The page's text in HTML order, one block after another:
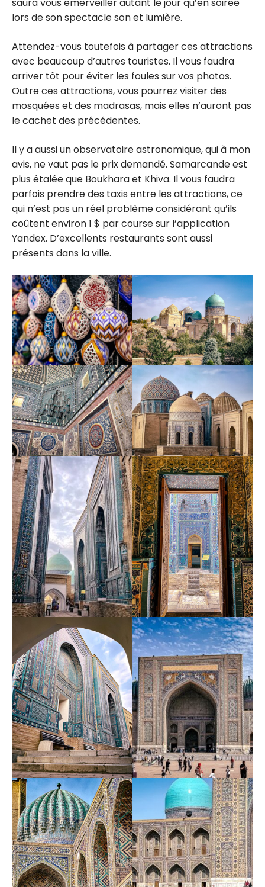
lors de son spectacle son et lumière.
Attendez-vous toutefois à partager ces attractions
avec beaucoup d’autres touristes. Il vous faudra
arriver tôt pour éviter les foules sur vos photos.
Outre ces attractions, vous pourrez visiter des
mosquées et des madrasas, mais elles n’auront pas
le cachet des précédentes.
Il y a aussi un observatoire astronomique, qui à mon
avis, ne vaut pas le prix demandé. Samarcande est
plus étalée que Boukhara et Khiva. Il vous faudra
parfois prendre des taxis entre les attractions, ce
qui n’est pas un réel problème considérant qu’ils
coûtent environ 1 $ par course sur l’application
Yandex. D’excellents restaurants sont aussi
présents dans la ville.